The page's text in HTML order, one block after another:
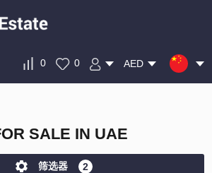
0 0 AED
SALE IN UAE
筛选器 2